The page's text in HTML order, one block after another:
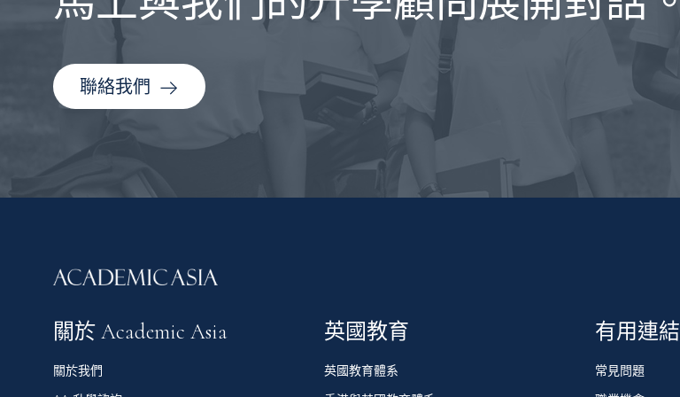
聯絡我們
關於 Academic Asia
關於我們
英國教育
英國教育體系
有用連結
常見問題